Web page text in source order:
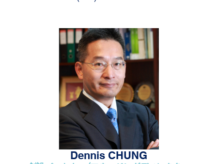
Dennis CHUNG